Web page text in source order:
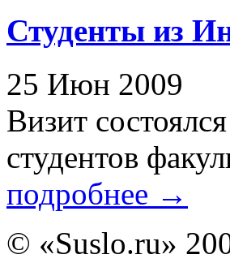
Студенты из
25 Июн 2009
Визит
студентов
подробнее →
© «Suslo.ru»